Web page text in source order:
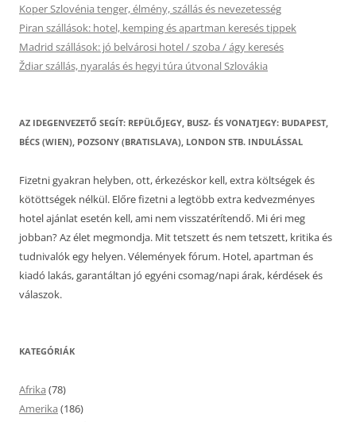
Koper Szlovénia tenger, élmény, szállás és nevezetesség
Piran szállások: hotel, kemping és apartman keresés tippek
Madrid szállások: jó belvárosi hotel / szoba / ágy keresés
Ždiar szállás, nyaralás és hegyi túra útvonal Szlovákia
AZ IDEGENVEZETŐ SEGÍT: REPÜLŐJEGY, BUSZ- ÉS VONATJEGY: BUDAPEST,
BÉCS (WIEN), POZSONY (BRATISLAVA), LONDON STB. INDULÁSSAL
Fizetni gyakran helyben, ott, érkezéskor kell, extra költségek és
kötöttségek nélkül. Előre fizetni a legtöbb extra kedvezményes
hotel ajánlat esetén kell, ami nem visszatérítendő. Mi éri meg
jobban? Az élet megmondja. Mit tetszett és nem tetszett, kritika és
tudnivalók egy helyen. Vélemények fórum. Hotel, apartman és
kiadó lakás, garantáltan jó egyéni csomag/napi árak, kérdések és
válaszok.
KATEGÓRIÁK
Afrika (78)
Amerika (186)